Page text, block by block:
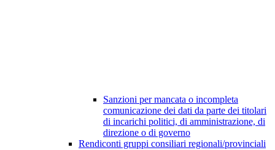
Sanzioni per mancata o incompleta
comunicazione dei dati da parte dei titolari
di incarichi politici, di amministrazione, di
direzione o di governo
Rendiconti gruppi consiliari regionali/provinciali